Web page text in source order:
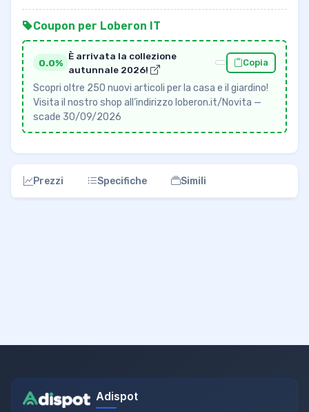
Coupon per Loberon IT
0.0%
È arrivata la collezione
autunnale 2026!
Copia
Scopri oltre 250 nuovi articoli per la casa e il giardino!
Visita il nostro shop all’indirizzo loberon.it/Novita —
scade 30/09/2026
Prezzi Specifiche Simili
Adispot